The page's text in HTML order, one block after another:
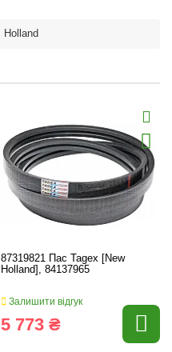
Holland
87319821 Пас Tagex [New
Holland], 84137965
Залишити відгук
5 773 ₴